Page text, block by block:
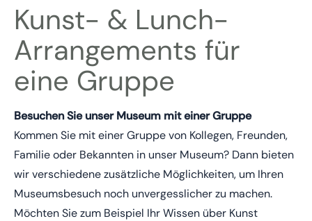
Kunst- & Lunch-
Arrangements für
eine Gruppe
Besuchen Sie unser Museum mit einer Gruppe
Kommen Sie mit einer Gruppe von Kollegen, Freunden,
Familie oder Bekannten in unser Museum? Dann bieten
wir verschiedene zusätzliche Möglichkeiten, um Ihren
Museumsbesuch noch unvergesslicher zu machen.
Möchten Sie zum Beispiel Ihr Wissen über Kunst